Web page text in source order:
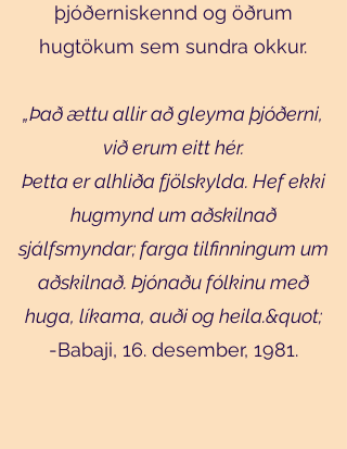
þjóðerniskennd og öðrum
hugtökum sem sundra okkur.
„Það ættu allir að gleyma þjóðerni,
við erum eitt hér.
Þetta er alhliða fjölskylda. Hef ekki
hugmynd um aðskilnað
sjálfsmyndar; farga tilfinningum um
aðskilnað. Þjónaðu fólkinu með
huga, líkama, auði og heila.&quot;
-Babaji, 16. desember, 1981.